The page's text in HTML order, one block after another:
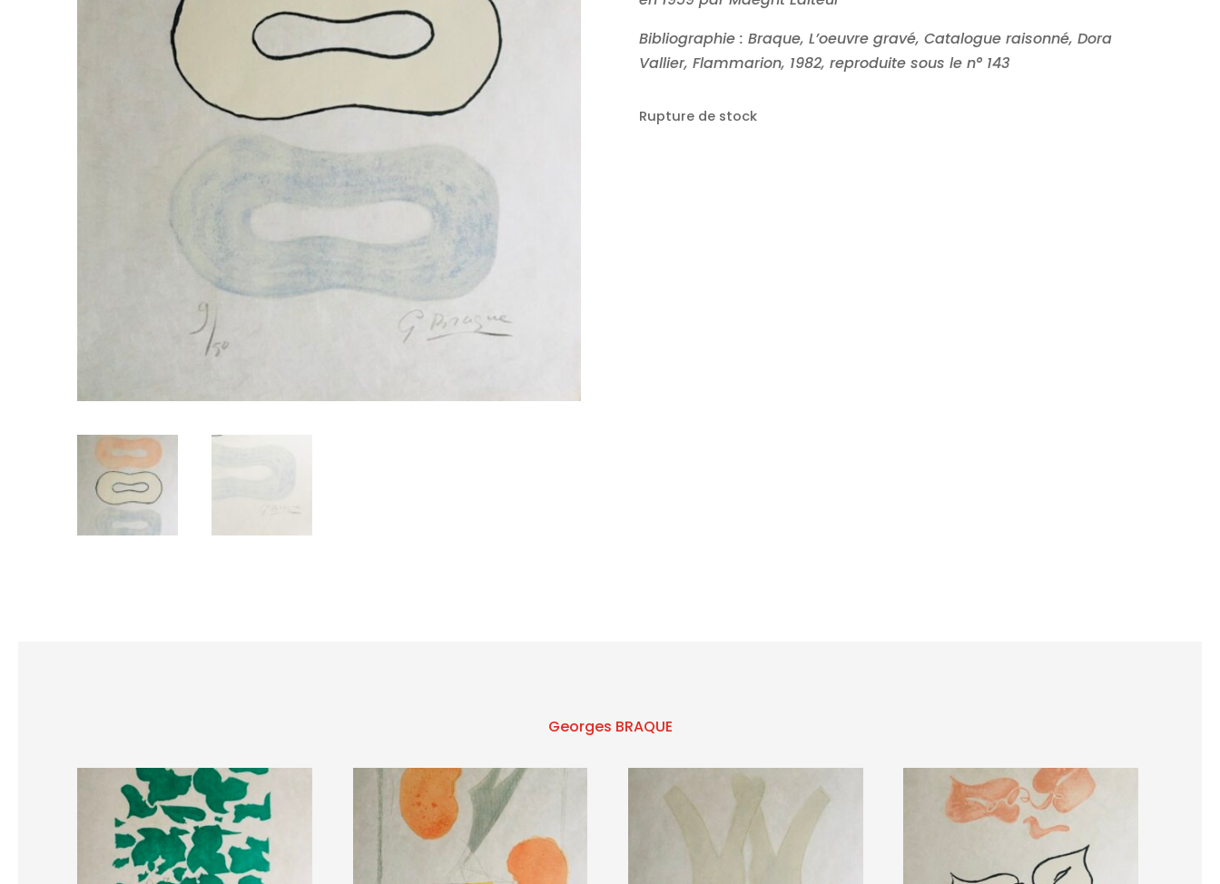
Bibliographie : Braque, L’oeuvre gravé, Catalogue raisonné, Dora
Vallier, Flammarion, 1982, reproduite sous le n° 143
Rupture de stock
Georges BRAQUE